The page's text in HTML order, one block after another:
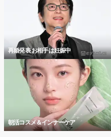
再婚発表 お相手は妊娠中
朝活コスメ＆インナーケア